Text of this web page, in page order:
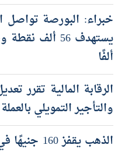
ألفًا
الرقابة المالية تقرر
والتأجير التمويلي
الذهب